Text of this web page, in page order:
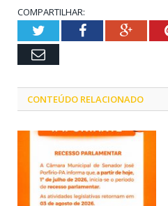
COMPARTILHAR:
TwitterFacebook
Email
CONTEÚDO RELACIONADO